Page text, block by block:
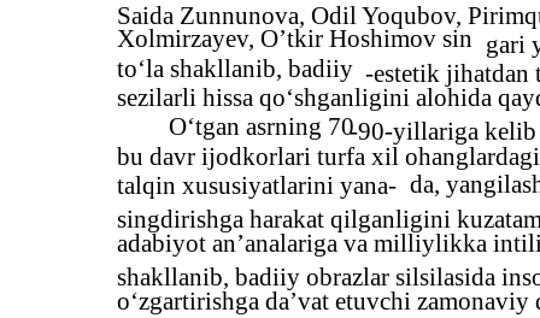
Saida Zunnunova, Odil Yoqubov,
Xolmirzayev, O’tkir Hoshimov sin gari
to‘la shakllanib, badiiy -estetik jihatdan
sezilarli hissa qo‘shganligini alohida
O‘tgan asrning 70-90-yillariga kelib
bu davr ijodkorlari turfa xil
talqin xususiyatlarini yana- da,
singdirishga harakat qilganligini
adabiyot an’analariga va milliylikka
shakllanib, badiiy obrazlar silsilasida
o‘zgartirishga da’vat etuvchi